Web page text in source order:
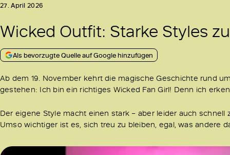
27. April 2026
Wicked Outfit: Starke Styles
Als bevorzugte Quelle auf Google hinzufügen
Ab dem 19. November kehrt die magische Geschichte rund
gestehen: Ich bin ein richtiges Wicked Fan Girl! Denn ich
Der eigene Style macht einen stark – aber leider auch
Umso wichtiger ist es, sich treu zu bleiben, egal, was andere